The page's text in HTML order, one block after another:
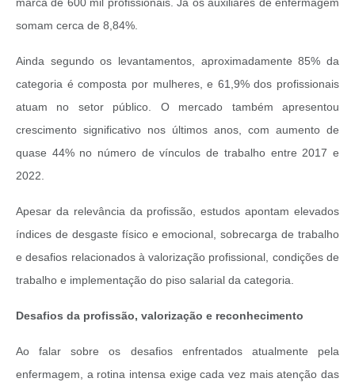
somam cerca de 8,84%.
Ainda segundo os levantamentos, aproximadamente 85% da
categoria é composta por mulheres, e 61,9% dos profissionais
atuam no setor público. O mercado também apresentou
crescimento significativo nos últimos anos, com aumento de
quase 44% no número de vínculos de trabalho entre 2017 e
2022.
Apesar da relevância da profissão, estudos apontam elevados
índices de desgaste físico e emocional, sobrecarga de trabalho
e desafios relacionados à valorização profissional, condições de
trabalho e implementação do piso salarial da categoria.
Desafios da profissão, valorização e reconhecimento
Ao falar sobre os desafios enfrentados atualmente pela
enfermagem, a rotina intensa exige cada vez mais atenção das